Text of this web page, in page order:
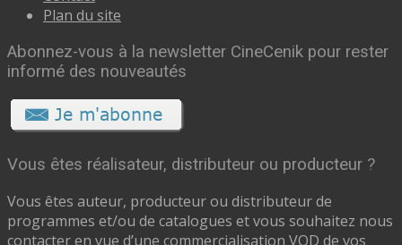
Plan du site
Abonnez-vous à la newsletter CineCenik pour rester
informé des nouveautés
Vous êtes réalisateur, distributeur ou producteur ?
Vous êtes auteur, producteur ou distributeur de
programmes et/ou de catalogues et vous souhaitez nous
contacter en vue d’une commercialisation VOD de vos